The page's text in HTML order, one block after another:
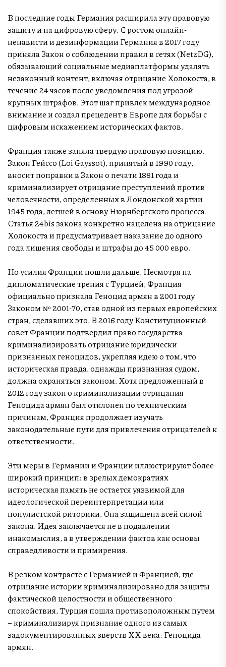
В последние годы Германия расширила эту правовую
защиту и на цифровую сферу. С ростом онлайн-
ненависти и дезинформации Германия в 2017 году
приняла Закон о соблюдении правил в сетях (NetzDG),
обязывающий социальные медиаплатформы удалять
незаконный контент, включая отрицание Холокоста, в
течение 24 часов после уведомления под угрозой
крупных штрафов. Этот шаг привлек международное
внимание и создал прецедент в Европе для борьбы с
цифровым искажением исторических фактов.
Франция также заняла твердую правовую позицию.
Закон Гейссо (Loi Gayssot), принятый в 1990 году,
вносит поправки в Закон о печати 1881 года и
криминализирует отрицание преступлений против
человечности, определенных в Лондонской хартии
1945 года, легшей в основу Нюрнбергского процесса.
Статья 24bis закона конкретно нацелена на отрицание
Холокоста и предусматривает наказание до одного
года лишения свободы и штрафы до 45 000 евро.
Но усилия Франции пошли дальше. Несмотря на
дипломатические трения с Турцией, Франция
официально признала Геноцид армян в 2001 году
Законом № 2001-70, став одной из первых европейских
стран, сделавших это. В 2016 году Конституционный
совет Франции подтвердил право государства
криминализировать отрицание юридически
признанных геноцидов, укрепляя идею о том, что
историческая правда, однажды признанная судом,
должна охраняться законом. Хотя предложенный в
2012 году закон о криминализации отрицания
Геноцида армян был отклонен по техническим
причинам, Франция продолжает изучать
законодательные пути для привлечения отрицателей к
ответственности.
Эти меры в Германии и Франции иллюстрируют более
широкий принцип: в зрелых демократиях
историческая память не остается уязвимой для
идеологической переинтерпретации или
популистской риторики. Она защищена всей силой
закона. Идея заключается не в подавлении
инакомыслия, а в утверждении фактов как основы
справедливости и примирения.
В резком контрасте с Германией и Францией, где
отрицание истории криминализировано для защиты
фактической целостности и общественного
спокойствия, Турция пошла противоположным путем
– криминализируя признание одного из самых
задокументированных зверств XX века: Геноцида
армян.